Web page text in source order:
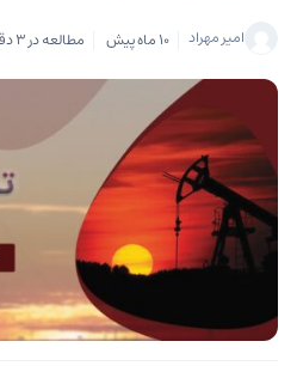
امیر مهراد 10 ماه پیش مطالعه در 3 دقیقه